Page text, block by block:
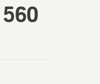
560